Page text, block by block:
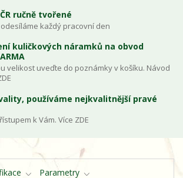
ručně tvořené
každý pracovní den
kuličkových náramků na obvod
velikost uveďte do poznámky v košíku. Návod
používáme nejkvalitnější pravé
k Vám. Více ZDE
Parametry